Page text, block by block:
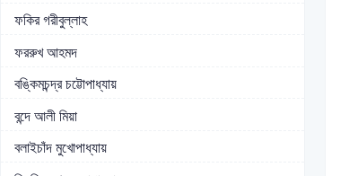
ফকির গরীবুল্লাহ
ফররুখ আহমদ
বঙ্কিমচন্দ্র চট্টোপাধ্যায়
বন্দে আলী মিয়া
বলাইচাঁদ মুখোপাধ্যায়